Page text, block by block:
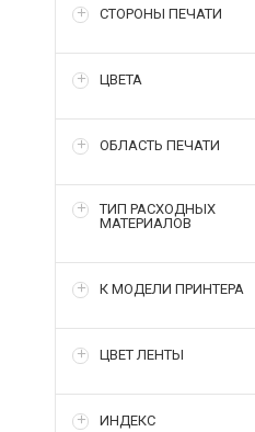
СТОРОНЫ ПЕЧАТИ
ЦВЕТА
ОБЛАСТЬ ПЕЧАТИ
ТИП РАСХОДНЫХ
МАТЕРИАЛОВ
К МОДЕЛИ ПРИНТЕРА
ЦВЕТ ЛЕНТЫ
ИНДЕКС